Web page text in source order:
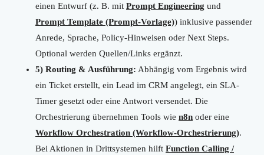
einen Entwurf (z. B. mit Prompt Engineering und
Prompt Template (Prompt-Vorlage)) inklusive passender
Anrede, Sprache, Policy-Hinweisen oder Next Steps.
Optional werden Quellen/Links ergänzt.
5) Routing & Ausführung: Abhängig vom Ergebnis wird
ein Ticket erstellt, ein Lead im CRM angelegt, ein SLA-
Timer gesetzt oder eine Antwort versendet. Die
Orchestrierung übernehmen Tools wie n8n oder eine
Workflow Orchestration (Workflow-Orchestrierung).
Bei Aktionen in Drittsystemen hilft Function Calling /